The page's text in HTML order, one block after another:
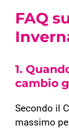
FAQ
1.
cambio
Secondo il
massimo